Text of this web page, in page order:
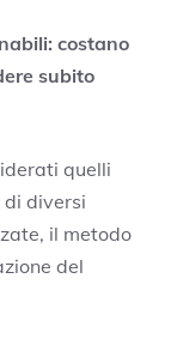
costano
subito
quelli
di diversi
il metodo
del